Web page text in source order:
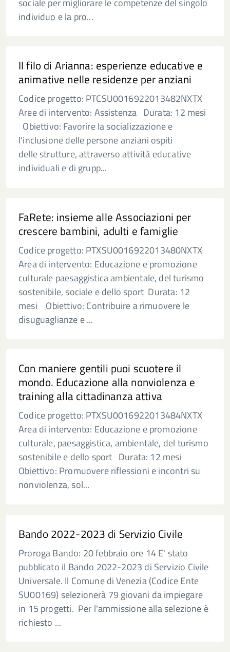
individuo e la pro...
Il filo di Arianna: esperienze educative e
animative nelle residenze per anziani
Codice progetto: PTCSU0016922013482NXTX
Aree di intervento: Assistenza Durata: 12 mesi
Obiettivo: Favorire la socializzazione e
l'inclusione delle persone anziani ospiti
delle strutture, attraverso attività educative
individuali e di grupp...
FaRete: insieme alle Associazioni per
crescere bambini, adulti e famiglie
Codice progetto: PTXSU0016922013480NXTX
Area di intervento: Educazione e promozione
culturale paesaggistica ambientale, del turismo
sostenibile, sociale e dello sport ​Durata: 12
mesi Obiettivo: Contribuire a rimuovere le
disuguaglianze e ...
Con maniere gentili puoi scuotere il
mondo. Educazione alla nonviolenza e
training alla cittadinanza attiva
Codice progetto: PTXSU0016922013484NXTX
Area di intervento: Educazione e promozione
culturale, paesaggistica, ambientale, del turismo
sostenibile e dello sport Durata: 12 mesi
Obiettivo: Promuovere riflessioni e incontri su
nonviolenza, sol...
Bando 2022-2023 di Servizio Civile
Proroga Bando: 20 febbraio ore 14 E' stato
pubblicato il Bando 2022-2023 di Servizio Civile
Universale. Il Comune di Venezia (Codice Ente
SU00169) selezionerà 79 giovani da impiegare
in 15 progetti. Per l'ammissione alla selezione è
richiesto ...